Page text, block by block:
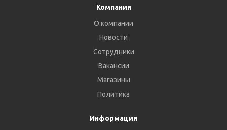
Компания
О компании
Новости
Сотрудники
Вакансии
Магазины
Политика
Информация